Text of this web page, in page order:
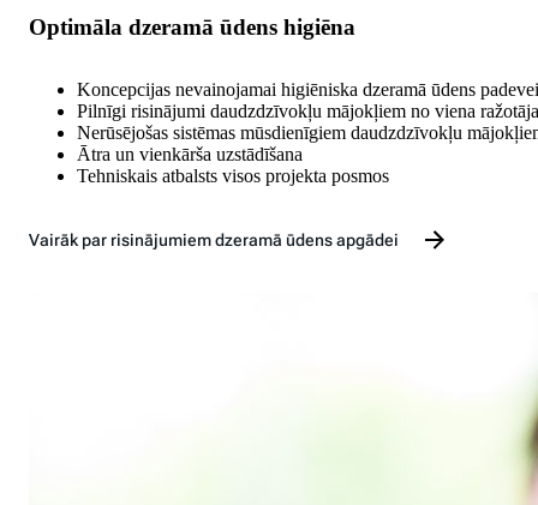
Optimāla dzeramā ūdens higiēna
Koncepcijas nevainojamai higiēniska dzeramā ūdens padevei
Pilnīgi risinājumi daudzdzīvokļu mājokļiem no viena ražotāja
Nerūsējošas sistēmas mūsdienīgiem daudzdzīvokļu
Ātra un vienkārša uzstādīšana
Tehniskais atbalsts visos projekta posmos
Vairāk par risinājumiem dzeramā ūdens apgādei